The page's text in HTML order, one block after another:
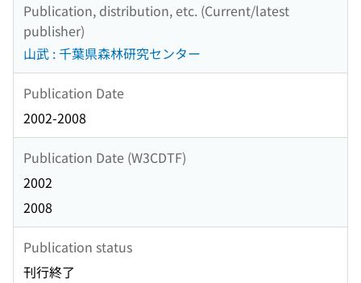
Publication, distribution, etc. (Current/latest
publisher)
山武 : 千葉県森林研究センター
Publication Date
2002-2008
Publication Date (W3CDTF)
2002
2008
Publication status
刊行終了